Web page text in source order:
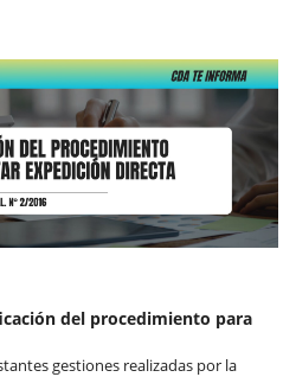
del procedimiento para
gestiones realizadas por la